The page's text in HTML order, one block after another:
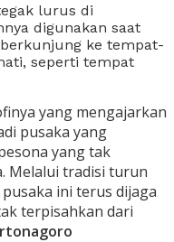
lurus di
digunakan saat
ke tempat-
seperti tempat
yang mengajarkan
pusaka yang
yang tak
Melalui tradisi turun
ini terus dijaga
terpisahkan dari